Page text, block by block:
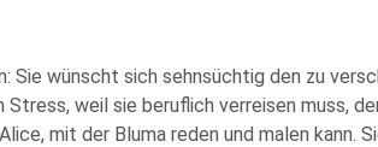
Sie wünscht sich sehnsüchtig den zu
weil sie beruflich verreisen muss,
mit der Bluma reden und malen kann.